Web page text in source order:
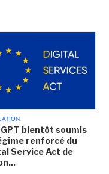
bientôt soumis
renforcé du
Service Act de